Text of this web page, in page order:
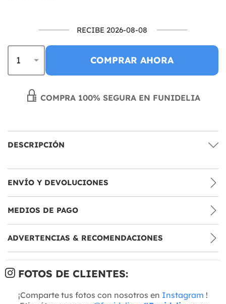
RECIBE 2026-08-08
COMPRAR AHORA
COMPRA 100% SEGURA EN FUNIDELIA
DESCRIPCIÓN
ENVÍO Y DEVOLUCIONES
MEDIOS DE PAGO
ADVERTENCIAS & RECOMENDACIONES
FOTOS DE CLIENTES:
¡Comparte tus fotos con nosotros en Instagram !